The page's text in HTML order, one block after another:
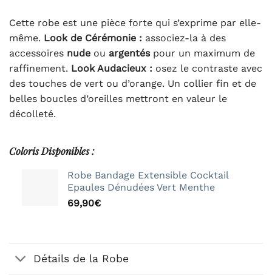
Cette robe est une pièce forte qui s’exprime par elle-
même. Look de Cérémonie : associez-la à des
accessoires nude ou argentéspour un maximum de
raffinement. Look Audacieux : osez le contraste avec
des touches de vert ou d’orange. Un collier fin et de
belles boucles d’oreilles mettront en valeur le
décolleté.
Coloris Disponibles :
Robe Bandage Extensible Cocktail
Epaules Dénudées Vert Menthe
69,90€
Détails de la Robe